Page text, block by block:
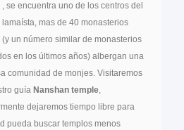
, se encuentra uno de los centros del
lamaísta, mas de 40 monasterios
un número similar de monasterios
en los últimos años) albergan una
comunidad de monjes. Visitaremos
guía Nanshan temple,
dejaremos tiempo libre para
pueda buscar templos menos